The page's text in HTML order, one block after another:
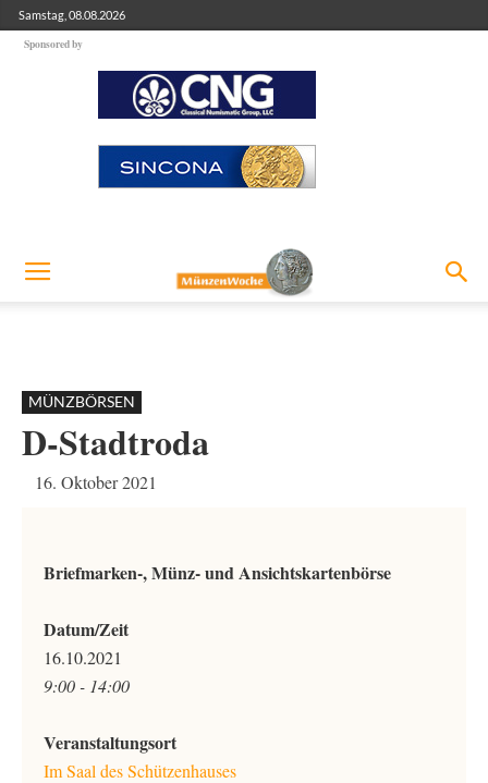
Samstag, 08.08.2026
Sponsored by
MÜNZBÖRSEN
D-Stadtroda
16. Oktober 2021
Briefmarken-, Münz- und Ansichtskartenbörse
Datum/Zeit
16.10.2021
9:00 - 14:00
Veranstaltungsort
Im Saal des Schützenhauses